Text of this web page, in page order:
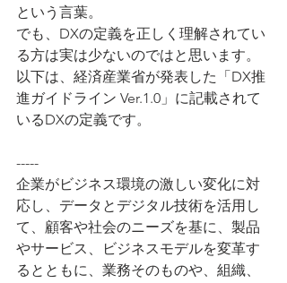
という言葉。
でも、DXの定義を正しく理解されてい
る方は実は少ないのではと思います。
以下は、経済産業省が発表した「DX推
進ガイドライン Ver.1.0」に記載されて
いるDXの定義です。
-----
企業がビジネス環境の激しい変化に対
応し、データとデジタル技術を活用し
て、顧客や社会のニーズを基に、製品
やサービス、ビジネスモデルを変革す
るとともに、業務そのものや、組織、